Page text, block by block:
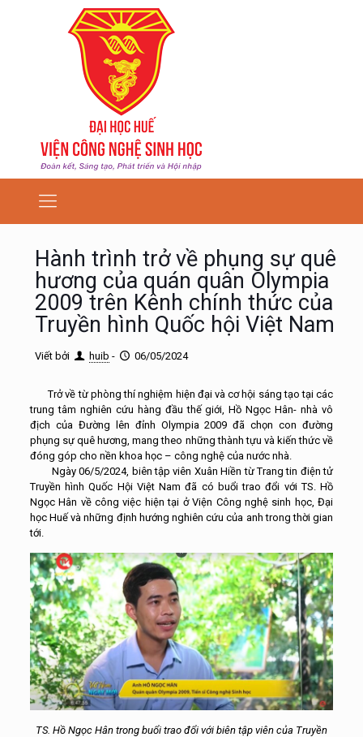
Hành trình trở về phụng sự quê
hương của quán quân Olympia
2009 trên Kênh chính thức của
Truyền hình Quốc hội Việt Nam
Viết bởi huib - 06/05/2024
Trở về từ phòng thí nghiệm hiện đại và cơ hội sáng tạo tại các
trung tâm nghiên cứu hàng đầu thế giới, Hồ Ngọc Hân- nhà vô
địch của Đường lên đỉnh Olympia 2009 đã chọn con đường
phụng sự quê hương, mang theo những thành tựu và kiến thức về
đóng góp cho nền khoa học – công nghệ của nước nhà.
Ngày 06/5/2024, biên tập viên Xuân Hiền từ Trang tin điện tử
Truyền hình Quốc Hội Việt Nam đã có buổi trao đổi với TS. Hồ
Ngọc Hân về công việc hiện tại ở Viện Công nghệ sinh học, Đại
học Huế và những định hướng nghiên cứu của anh trong thời gian
tới.
TS. Hồ Ngọc Hân trong buổi trao đổi với biên tập viên của Truyền